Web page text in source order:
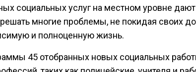
социальных услуг на местном уровне дают
многие проблемы, не покидая своих
и полноценную жизнь.
45 отобранных новых социальных